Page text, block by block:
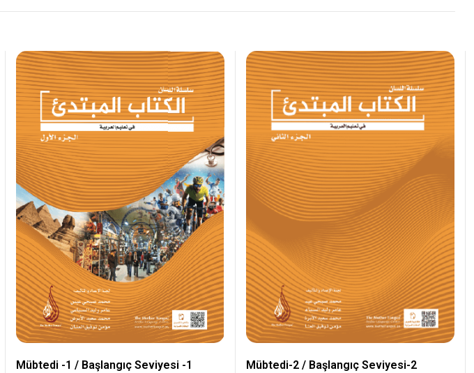
Mübtedi -1 / Başlangıç Seviyesi -1 Mübtedi-2 / Başlangıç Seviyesi-2